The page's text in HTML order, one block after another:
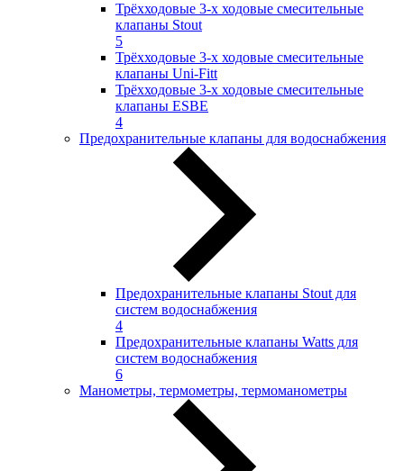
Трёхходовые 3-х ходовые смесительные
клапаны Stout
5
Трёхходовые 3-х ходовые смесительные
клапаны Uni-Fitt
Трёхходовые 3-х ходовые смесительные
клапаны ESBE
4
Предохранительные клапаны для водоснабжения
Предохранительные клапаны Stout для
систем водоснабжения
4
Предохранительные клапаны Watts для
систем водоснабжения
6
Манометры, термометры, термоманометры